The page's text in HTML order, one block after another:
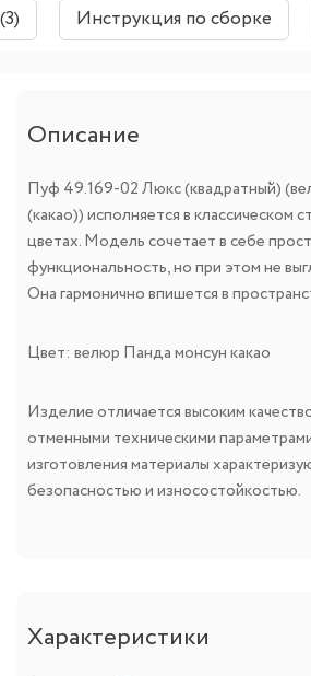
Инструкция по сборке
Описание
Пуф 49.169-02 Люкс (квадратный)
(какао)) исполняется в классическом
цветах. Модель сочетает в себе
функциональность, но при этом не
Она гармонично впишется в
Цвет: велюр Панда монсун какао
Изделие отличается высоким
отменными техническими
изготовления материалы
безопасностью и износостойкостью.
Характеристики